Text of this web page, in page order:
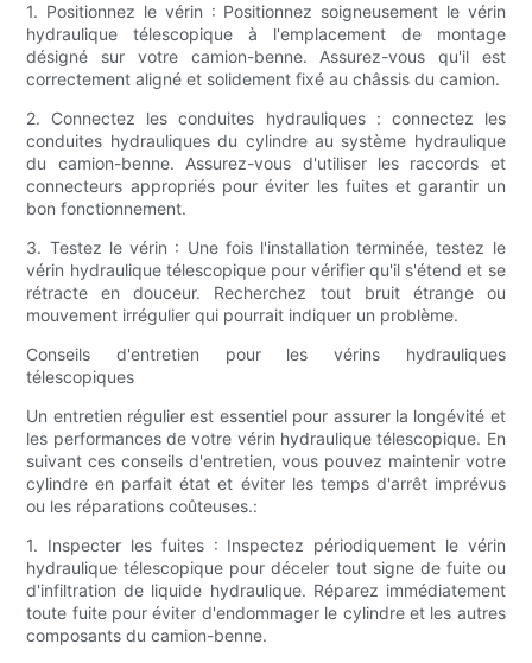
1. Positionnez le vérin : Positionnez soigneusement le vérin
hydraulique télescopique à l'emplacement de montage
désigné sur votre camion-benne. Assurez-vous qu'il est
correctement aligné et solidement fixé au châssis du camion.
2. Connectez les conduites hydrauliques : connectez les
conduites hydrauliques du cylindre au système hydraulique
du camion-benne. Assurez-vous d'utiliser les raccords et
connecteurs appropriés pour éviter les fuites et garantir un
bon fonctionnement.
3. Testez le vérin : Une fois l'installation terminée, testez le
vérin hydraulique télescopique pour vérifier qu'il s'étend et se
rétracte en douceur. Recherchez tout bruit étrange ou
mouvement irrégulier qui pourrait indiquer un problème.
Conseils d'entretien pour les vérins hydrauliques
télescopiques
Un entretien régulier est essentiel pour assurer la longévité et
les performances de votre vérin hydraulique télescopique. En
suivant ces conseils d'entretien, vous pouvez maintenir votre
cylindre en parfait état et éviter les temps d'arrêt imprévus
ou les réparations coûteuses.:
1. Inspecter les fuites : Inspectez périodiquement le vérin
hydraulique télescopique pour déceler tout signe de fuite ou
d'infiltration de liquide hydraulique. Réparez immédiatement
toute fuite pour éviter d'endommager le cylindre et les autres
composants du camion-benne.